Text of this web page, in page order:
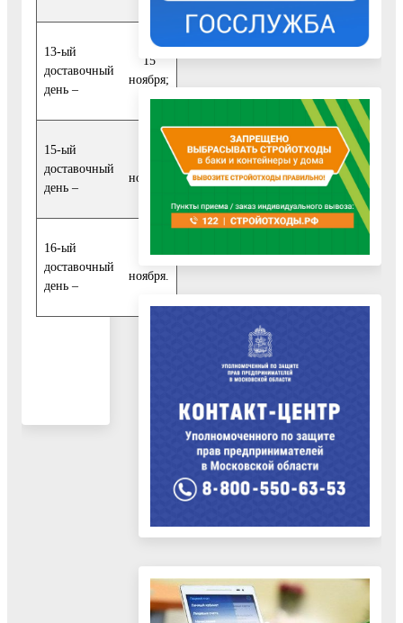
13-ый
доставочный
день –
15
ноября;
15-ый
доставочный
день –
ноября;
16-ый
доставочный
день –
18
ноября.